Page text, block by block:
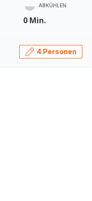
ABKÜHLEN
0 Min.
4 Personen